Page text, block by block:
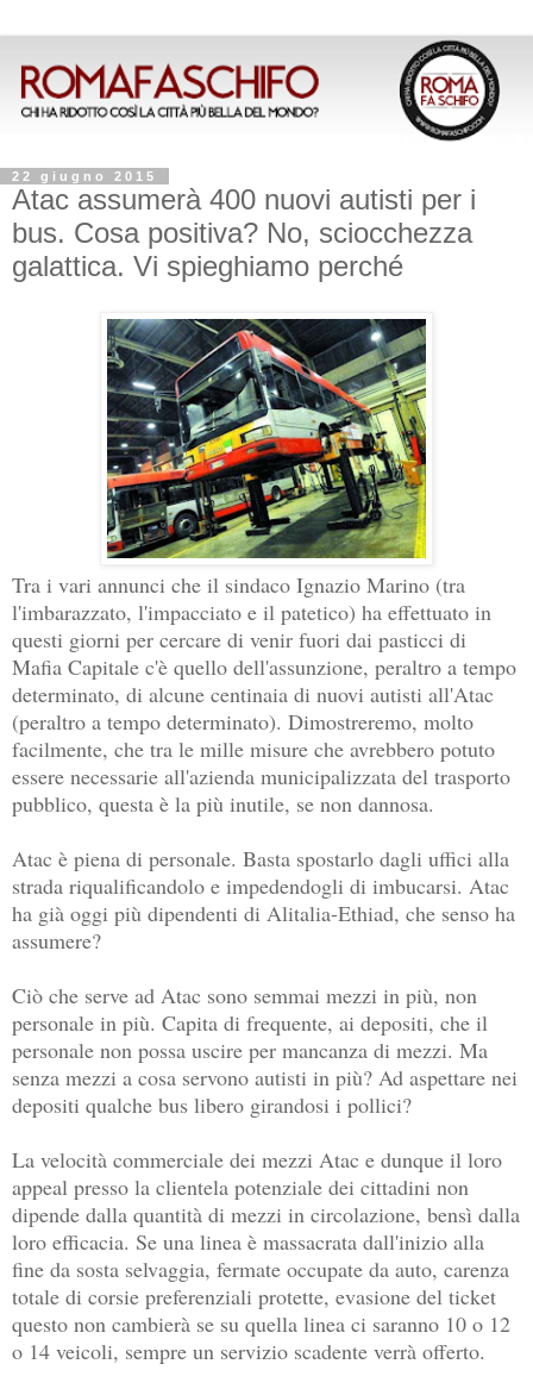
22 giugno 2015
Atac assumerà 400 nuovi autisti per i
bus. Cosa positiva? No, sciocchezza
galattica. Vi spieghiamo perché
Tra i vari annunci che il sindaco Ignazio Marino (tra
l'imbarazzato, l'impacciato e il patetico) ha effettuato in
questi giorni per cercare di venir fuori dai pasticci di
Mafia Capitale c'è quello dell'assunzione, peraltro a tempo
determinato, di alcune centinaia di nuovi autisti all'Atac
(peraltro a tempo determinato). Dimostreremo, molto
facilmente, che tra le mille misure che avrebbero potuto
essere necessarie all'azienda municipalizzata del trasporto
pubblico, questa è la più inutile, se non dannosa.
Atac è piena di personale. Basta spostarlo dagli uffici alla
strada riqualificandolo e impedendogli di imbucarsi. Atac
ha già oggi più dipendenti di Alitalia-Ethiad, che senso ha
assumere?
Ciò che serve ad Atac sono semmai mezzi in più, non
personale in più. Capita di frequente, ai depositi, che il
personale non possa uscire per mancanza di mezzi. Ma
senza mezzi a cosa servono autisti in più? Ad aspettare nei
depositi qualche bus libero girandosi i pollici?
La velocità commerciale dei mezzi Atac e dunque il loro
appeal presso la clientela potenziale dei cittadini non
dipende dalla quantità di mezzi in circolazione, bensì dalla
loro efficacia. Se una linea è massacrata dall'inizio alla
fine da sosta selvaggia, fermate occupate da auto, carenza
totale di corsie preferenziali protette, evasione del ticket
questo non cambierà se su quella linea ci saranno 10 o 12
o 14 veicoli, sempre un servizio scadente verrà offerto.